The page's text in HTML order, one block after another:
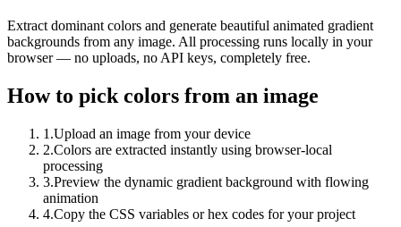
Extract dominant colors and generate beautiful animated gradient
backgrounds from any image. All processing runs locally in your
browser — no uploads, no API keys, completely free.
How to pick colors from an image
1 .Upload an image from your device
2.Colors are extracted instantly using browser-local
processing
3.Preview the dynamic gradient background with flowing
animation
4.Copy the CSS variables or hex codes for your project